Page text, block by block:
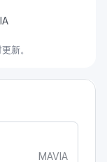
新。
MAVIA